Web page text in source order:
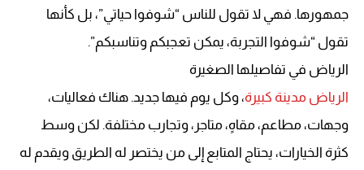
جمهورها. فهي لا تقول للناس “شوفوا حياتي”، بل كأنها
تقول “شوفوا التجربة، يمكن تعجبكم وتناسبكم”.
الرياض في تفاصيلها الصغيرة
الرياض مدينة كبيرة، وكل يوم فيها جديد. هناك فعاليات،
وجهات، مطاعم، مقاهٍ، متاجر، وتجارب مختلفة. لكن وسط
كثرة الخيارات، يحتاج المتابع إلى من يختصر له الطريق ويقدم له